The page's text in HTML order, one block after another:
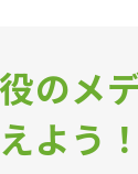
のメ
よう！